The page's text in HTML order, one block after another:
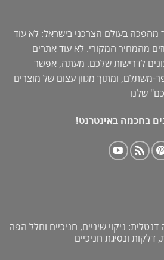
מהפכה בעולם הצרכני בישראל: לא עוד
מהמחיר המקורי. לא עוד אתרים
לדרישות שלכם. מעתה, אפשר
משתלם, ומתוך מגוון עצום של מוצרים
" שלנו
ניקוי שיניים, חניכיים וחלל הפה
ונסיגת חניכיים